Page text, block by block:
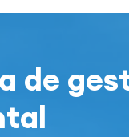
de